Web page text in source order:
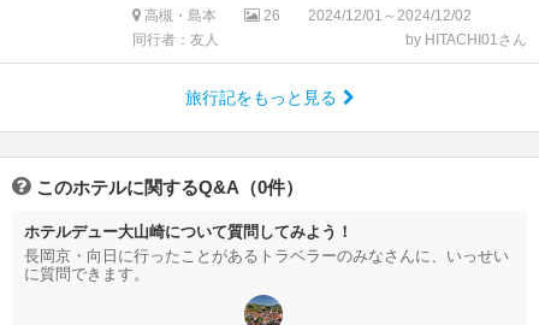
高槻・島本 26
2024/12/01～2024/12/02
同行者：友人
by HITACHI01さん
旅行記をもっと見る
このホテルに関するQ&A（0件）
ホテルデュー大山崎について質問してみよう！
長岡京・向日に行ったことがあるトラベラーのみなさんに、いっせい
に質問できます。